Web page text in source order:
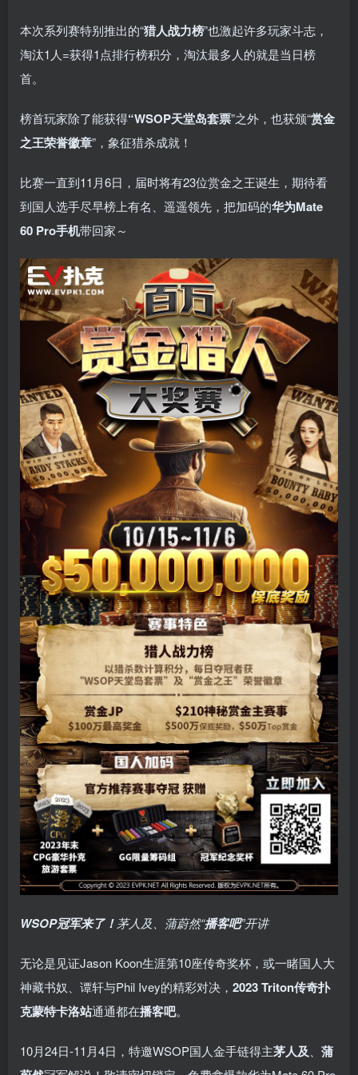
本次系列赛特别推出的“猎人战力榜”也激起许多玩家斗志，
淘汰1人=获得1点排行榜积分，淘汰最多人的就是当日榜
首。
榜首玩家除了能获得“WSOP天堂岛套票”之外，也获颁“赏金
之王荣誉徽章”，象征猎杀成就！
比赛一直到11月6日，届时将有23位赏金之王诞生，期待看
到国人选手尽早榜上有名、遥遥领先，把加码的华为Mate
60 Pro手机带回家～
WSOP冠军来了！ 茅人及、蒲蔚然“播客吧”开讲
无论是见证Jason Koon生涯第10座传奇奖杯，或一睹国人大
神藏书奴、谭轩与Phil Ivey的精彩对决， 2023 Triton传奇扑
克蒙特卡洛站通通都在播客吧。
10月24日-11月4日，特邀WSOP国人金手链得主茅人及
蒲